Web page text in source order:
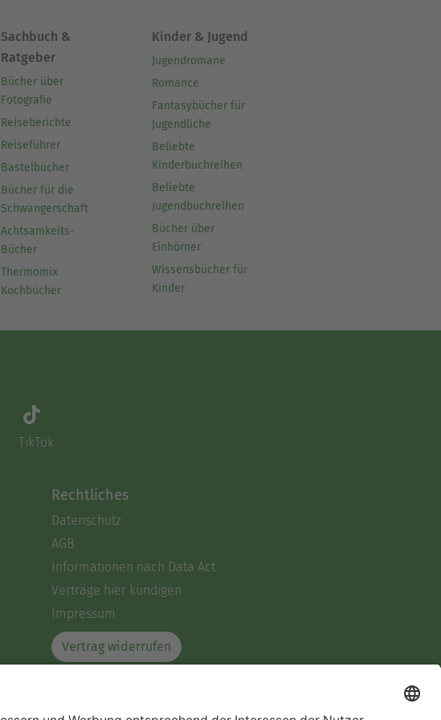
Sachbuch &
Ratgeber
Bücher über
Fotografie
Reiseberichte
Reiseführer
Bastelbücher
Bücher für die
Schwangerschaft
Achtsamkeits-
Bücher
Thermomix
Kochbücher
Kinder & Jugend
Jugendromane
Romance
Fantasybücher für
Jugendliche
Beliebte
Kinderbuchreihen
Beliebte
Jugendbuchreihen
Bücher über
Einhörner
Wissensbücher für
Kinder
TikTok
Rechtliches
Datenschutz
AGB
Informationen nach Data Act
Verträge hier kündigen
Impressum
Vertrag widerrufen